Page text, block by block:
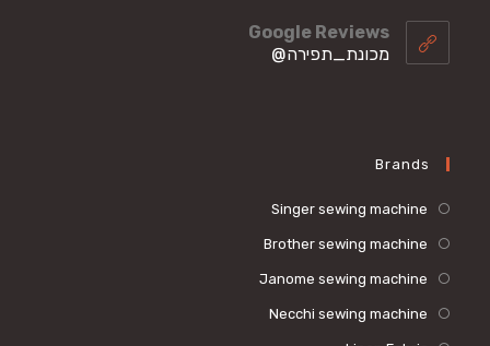
Google Reviews
מכונת_תפירה@
Brands
Singer sewing machine
Brother sewing machine
Janome sewing machine
Necchi sewing machine